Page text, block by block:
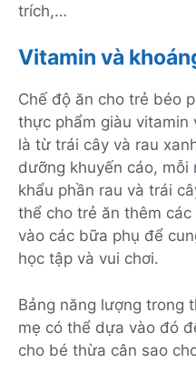
trích,…
Vitamin và
Chế độ ăn cho trẻ béo
thực phẩm giàu
là từ trái cây và rau
dưỡng khuyến cáo, mỗi
khẩu phần rau và trái
thể cho trẻ ăn thêm
vào các bữa phụ để
học tập và vui chơi.
Bảng năng lượng trong
mẹ có thể dựa vào đó
cho bé thừa cân sao